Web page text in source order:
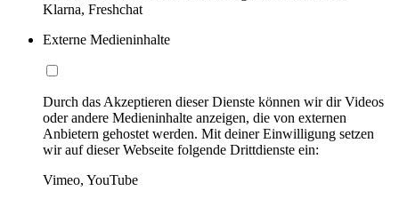
Klarna, Freshchat
Externe Medieninhalte
Durch das Akzeptieren dieser Dienste können wir dir Videos
oder andere Medieninhalte anzeigen, die von externen
Anbietern gehostet werden. Mit deiner Einwilligung setzen
wir auf dieser Webseite folgende Drittdienste ein:
Vimeo, YouTube